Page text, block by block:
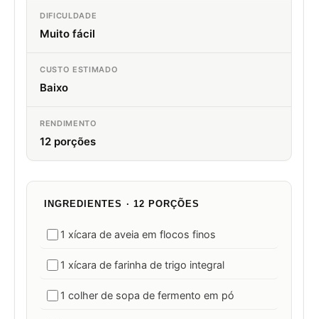
DIFICULDADE
Muito fácil
CUSTO ESTIMADO
Baixo
RENDIMENTO
12 porções
INGREDIENTES · 12 PORÇÕES
1 xícara de aveia em flocos finos
1 xícara de farinha de trigo integral
1 colher de sopa de fermento em pó